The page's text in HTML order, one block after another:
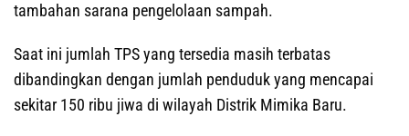
tambahan sarana pengelolaan sampah.
Saat ini jumlah TPS yang tersedia masih terbatas
dibandingkan dengan jumlah penduduk yang mencapai
sekitar 150 ribu jiwa di wilayah Distrik Mimika Baru.